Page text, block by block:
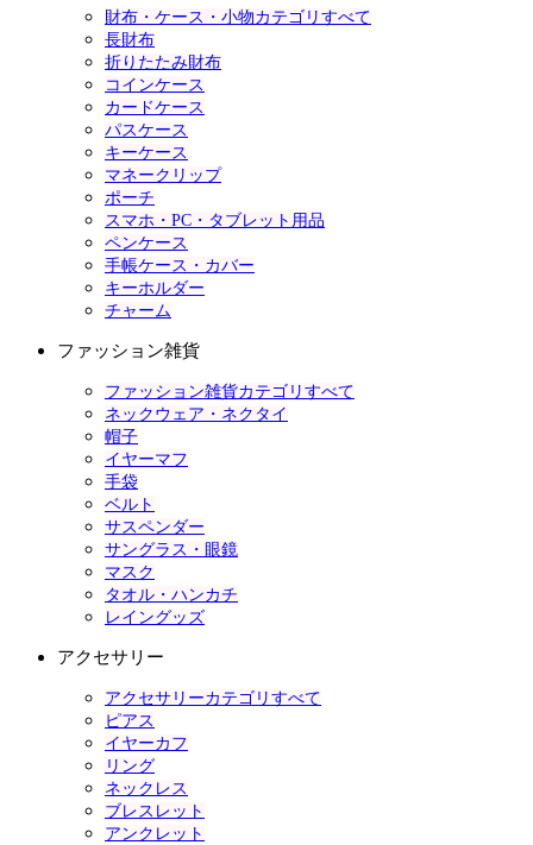
財布・ケース・小物カテゴリすべて
長財布
折りたたみ財布
コインケース
カードケース
パスケース
キーケース
マネークリップ
ポーチ
スマホ・PC・タブレット用品
ペンケース
手帳ケース・カバー
キーホルダー
チャーム
ファッション雑貨
ファッション雑貨カテゴリすべて
ネックウェア・ネクタイ
帽子
イヤーマフ
手袋
ベルト
サスペンダー
サングラス・眼鏡
マスク
タオル・ハンカチ
レイングッズ
アクセサリー
アクセサリーカテゴリすべて
ピアス
イヤーカフ
リング
ネックレス
ブレスレット
アンクレット